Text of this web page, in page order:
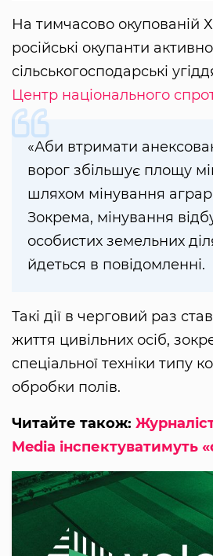
На тимчасово окупованій
російські окупанти
сільськогосподарські
Центр національного
«Аби втримати
ворог збільшує площу
шляхом мінування
Зокрема, мінування
особистих земельних
йдеться в повідомленні.
Такі дії в черговий раз
життя цивільних осіб,
спеціальної техніки типу
обробки полів.
Читайте також:
Media інспектуватимуть